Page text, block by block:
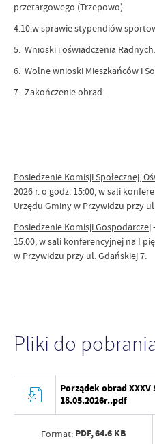
przetargowego (Trzepowo).
4.10.w sprawie stypendiów
5. Wnioski i oświadczenia Radnych.
6. Wolne wnioski Mieszkańców
7. Zakończenie obrad.
Posiedzenie Komisji Społecznej,
2026 r. o godz. 15:00, w sali
Urzędu Gminy w Przywidzu przy
Posiedzenie Komisji Gospodarczej
15:00, w sali konferencyjnej na I
w Przywidzu przy ul. Gdańskiej 7.
Pliki do
Porządek obrad
18.05.2026r..pdf
Format: PDF,64.6 KB